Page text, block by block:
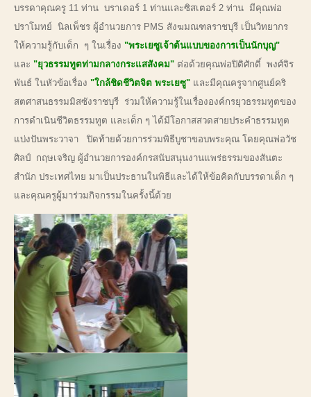
บรรดาคุณครู 11 ท่าน บราเดอร์ 1 ท่านและซิสเตอร์ 2 ท่าน มีคุณพ่อ
ปราโมทย์ นิลเพ็ชร ผู้อำนวยการ PMS สังฆมณฑลราชบุรี เป็นวิทยากร
ให้ความรู้กับเด็ก ๆ ในเรื่อง "พระเยซูเจ้าต้นแบบของการเป็นนักบุญ"
และ "ยุวธรรมทูตท่ามกลางกระแสสังคม" ต่อด้วยคุณพ่อปิติศักดิ์ พงศ์จิร
พันธ์ ในหัวข้อเรื่อง "ใกล้ชิดชีวิตจิต พระเยซู" และมีคุณครูจากศูนย์คริ
สตศาสนธรรมมิสซังราชบุุรี ร่วมให้ความรู้ในเรื่ององค์กรยุวธรรมทูตของ
การดำเนินชีวิตธรรมทูต และเด็ก ๆ ได้มีโอกาสสวดสายประคำธรรมทูต
แบ่งปันพระวาจา ปิดท้ายด้วยการร่วมพิธีบูชาขอบพระคุณ โดยคุณพ่อวัช
ศิลป์ กฤษเจริญ ผู้อำนวยการองค์กรสนับสนุนงานแพร่ธรรมของสันตะ
สำนัก ประเทศไทย มาเป็นประธานในพิธีและได้ให้ข้อคิดกับบรรดาเด็ก ๆ
และคุณครูผู้มาร่วมกิจกรรมในครั้งนี้ด้วย